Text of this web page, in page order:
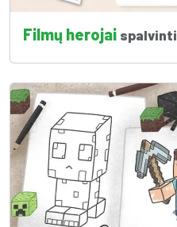
Filmų herojai spalvinti